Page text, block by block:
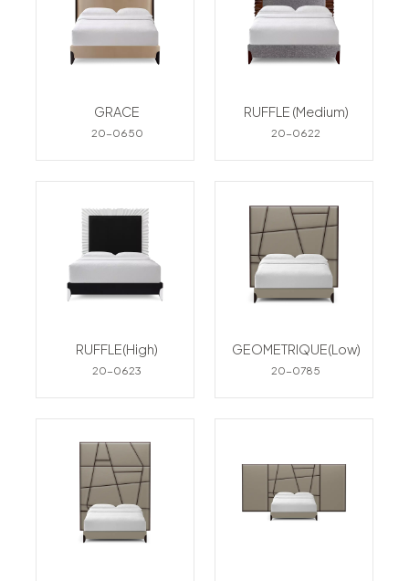
GRACE
20-0650
RUFFLE (Medium)
20-0622
RUFFLE(High)
20-0623
GEOMETRIQUE(Low)
20-0785